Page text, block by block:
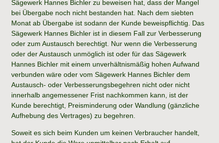
Sägewerk Hannes Bichler zu beweisen hat, dass der Mangel
bei Übergabe noch nicht bestanden hat. Nach dem siebten
Monat ab Übergabe ist sodann der Kunde beweispflichtig. Das
Sägewerk Hannes Bichler ist in diesem Fall zur Verbesserung
oder zum Austausch berechtigt. Nur wenn die Verbesserung
oder der Austausch unmöglich ist oder für das Sägewerk
Hannes Bichler mit einem unverhältnismäßig hohen Aufwand
verbunden wäre oder vom Sägewerk Hannes Bichler dem
Austausch- oder Verbesserungsbegehren nicht oder nicht
innerhalb angemessener Frist nachkommen kann, ist der
Kunde berechtigt, Preisminderung oder Wandlung (gänzliche
Aufhebung des Vertrages) zu begehren.
Soweit es sich beim Kunden um keinen Verbraucher handelt,